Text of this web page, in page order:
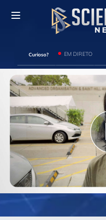
Curioso? EM DIRETO